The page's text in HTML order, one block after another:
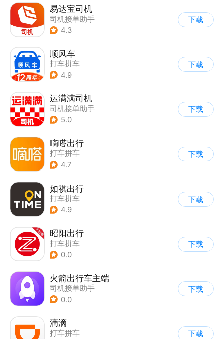
易达宝司机
司机接单助手
4.3
下载
顺风车
打车拼车
4.9
下载
运满满司机
司机接单助手
5.0
下载
嘀嗒出行
打车拼车
4.7
下载
如祺出行
打车拼车
4.9
下载
昭阳出行
打车拼车
0.0
下载
火箭出行车主端
司机接单助手
0.0
下载
滴滴
打车拼车
下载